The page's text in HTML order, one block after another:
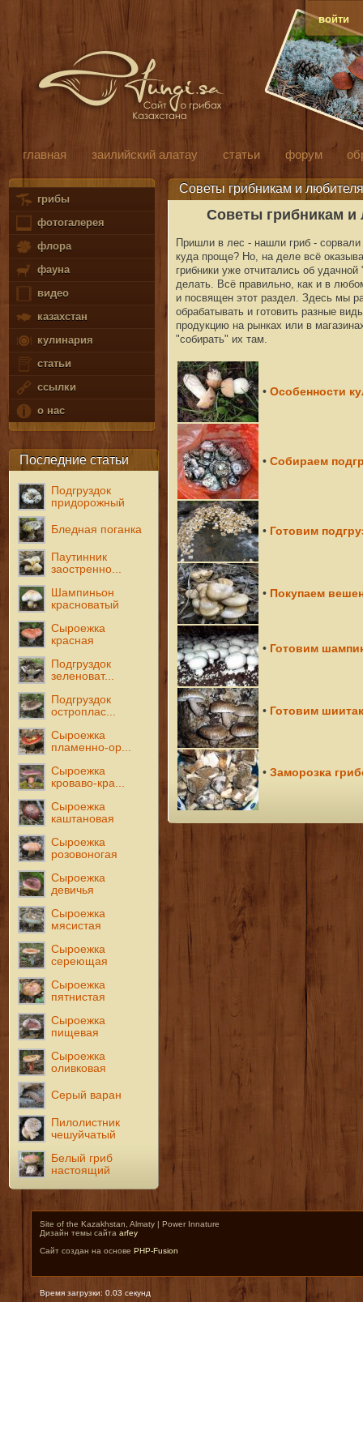
войти
главная заилийский алатау статьи форум
грибы
фотогалерея
флора
фауна
видео
казахстан
кулинария
статьи
ссылки
о нас
Последние статьи
Подгруздок
придорожный
Бледная поганка
Паутинник
заостренно...
Шампиньон
красноватый
Сыроежка
красная
Подгруздок
зеленоват...
Подгруздок
остроплас...
Сыроежка
пламенно-ор...
Сыроежка
кроваво-кра...
Сыроежка
каштановая
Сыроежка
розовоногая
Сыроежка
девичья
Сыроежка
мясистая
Сыроежка
сереющая
Сыроежка
пятнистая
Сыроежка
пищевая
Сыроежка
оливковая
Серый варан
Пилолистник
чешуйчатый
Белый гриб
настоящий
Советы грибникам и
Советы грибникам и
Пришли в лес - нашли гриб -
куда проще? Но, на деле всё
грибники уже отчитались об
делать. Всё правильно, как и в
и посвящен этот раздел. Здесь мы
обрабатывать и готовить разные
продукцию на рынках или в
"собирать" их там.
•Особенности
•Собираем
•Готовим
• Покупаем
•Готовим
•Готовим
•Заморозка
Site of the Kazakhstan, Almaty | Power Innature
Дизайн темы сайта arfey
Сайт создан на основе PHP-Fusion
Время загрузки: 0.03 секунд